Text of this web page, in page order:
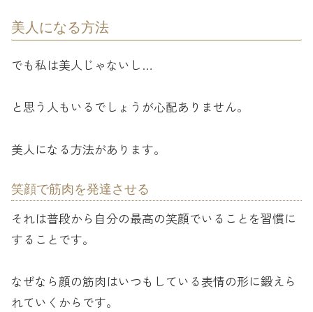
美人になる方法
でも私は美人じゃないし…
と思う人もいるでしょうが心配ありません。
美人になる方法があります。
笑顔で筋肉を発達させる
それは普段から自分の最高の笑顔でいることを習慣に
することです。
なぜなら顔の筋肉はいつもしている表情の形に鍛えら
れていくからです。